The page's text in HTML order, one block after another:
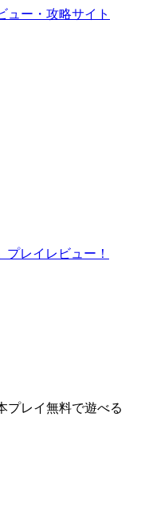
レイレビュー！
プレイ無料で遊べる